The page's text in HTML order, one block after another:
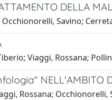
DELLA
Savino;
Viaggi, Rossana;
NELL'AMBITO
Rossana;